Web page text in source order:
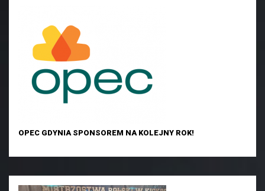
OPEC GDYNIA SPONSOREM NA KOLEJNY ROK!